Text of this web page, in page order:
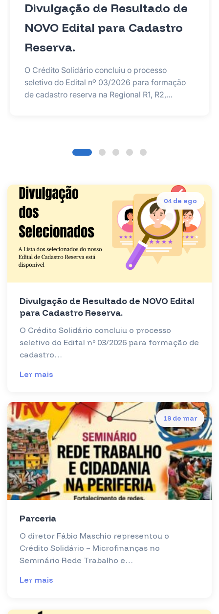
Divulgação de Resultado de
NOVO Edital para Cadastro
Reserva.
O Crédito Solidário concluiu o processo
seletivo do Edital nº 03/2026 para formação
de cadastro reserva na Regional R1, R2,…
04 de ago
Divulgação de Resultado de NOVO Edital
para Cadastro Reserva.
O Crédito Solidário concluiu o processo
seletivo do Edital nº 03/2026 para formação de
cadastro…
Ler mais
19 de mar
Parceria
O diretor Fábio Maschio representou o
Crédito Solidário – Microfinanças no
Seminário Rede Trabalho e…
Ler mais